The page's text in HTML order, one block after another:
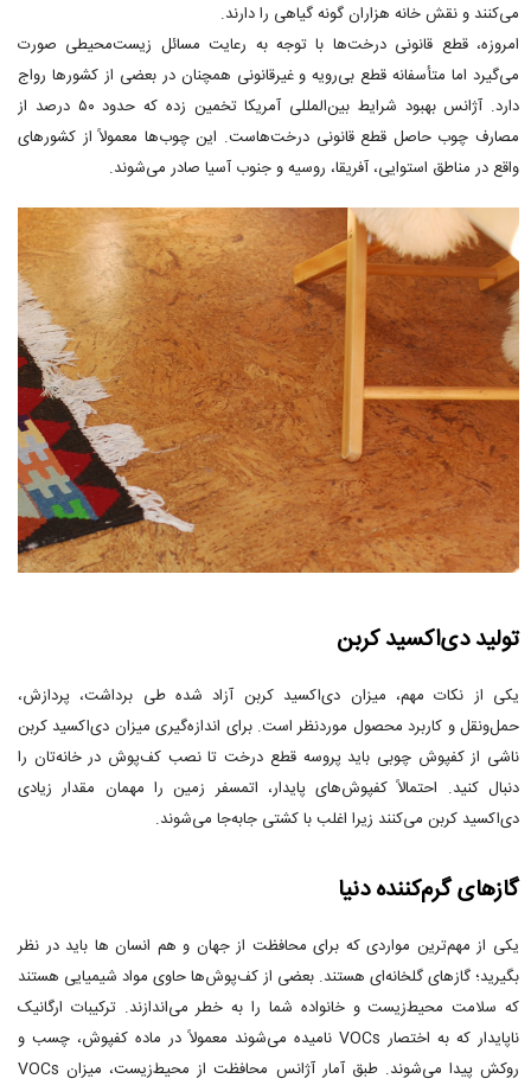
می‌کنند و نقش خانه هزاران گونه گیاهی را دارند.
امروزه، قطع قانونی درخت‌ها با توجه به رعایت مسائل زیست‌محیطی صورت
می‌گیرد اما متأسفانه قطع بی‌رویه و غیرقانونی همچنان در بعضی از کشورها رواج
دارد. آژانس بهبود شرایط بین‌المللی آمریکا تخمین زده که حدود ۵۰ درصد از
مصارف چوب حاصل قطع قانونی درخت‌هاست. این چوب‌ها معمولاً از کشورهای
واقع در مناطق استوایی، آفریقا، روسیه و جنوب آسیا صادر می‌شوند.
تولید دی‌اکسید کربن
یکی از نکات مهم، میزان دی‌اکسید کربن آزاد شده طی برداشت، پردازش،
حمل‌ونقل و کاربرد محصول موردنظر است. برای اندازه‌گیری میزان دی‌اکسید کربن
ناشی از کفپوش چوبی باید پروسه قطع درخت تا نصب کف‌پوش در خانه‌تان را
دنبال کنید. احتمالاً کفپوش‌های پایدار، اتمسفر زمین را مهمان مقدار زیادی
دی‌اکسید کربن می‌کنند زیرا اغلب با کشتی جابه‌جا می‌شوند.
گازهای گرم‌کننده دنیا
یکی از مهم‌ترین مواردی که برای محافظت از جهان و هم انسان ها باید در نظر
بگیرید؛ گازهای گلخانه‌ای هستند. بعضی از کف‌پوش‌ها حاوی مواد شیمیایی هستند
که سلامت محیط‌زیست و خانواده شما را به خطر می‌اندازند. ترکیبات ارگانیک
ناپایدار که به اختصار VOCs نامیده می‌شوند معمولاً در ماده کفپوش، چسب و
روکش پیدا می‌شوند. طبق آمار آژانس محافظت از محیط‌زیست، میزان VOCs